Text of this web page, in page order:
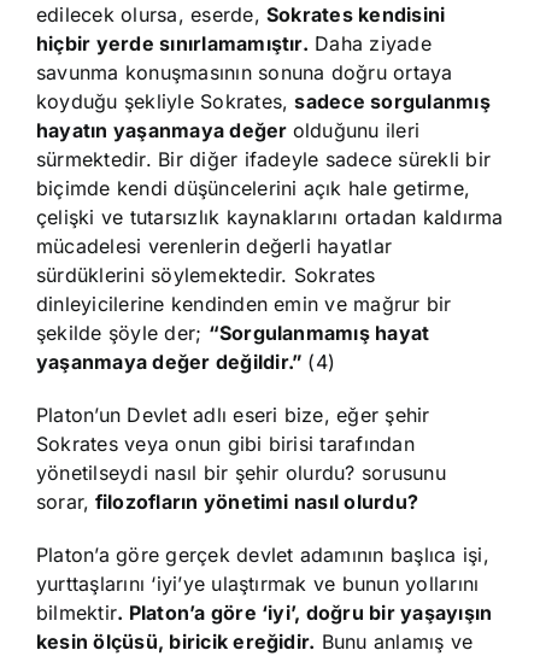
edilecek olursa, eserde,Sokrates kendisini
hiçbir yerde sınırlamamıştır. Daha ziyade
savunma konuşmasının sonuna doğru ortaya
koyduğu şekliyle Sokrates,sadece sorgulanmış
hayatın yaşanmaya değer olduğunu ileri
sürmektedir. Bir diğer ifadeyle sadece sürekli bir
biçimde kendi düşüncelerini açık hale getirme,
çelişki ve tutarsızlık kaynaklarını ortadan kaldırma
mücadelesi verenlerin değerli hayatlar
sürdüklerini söylemektedir. Sokrates
dinleyicilerine kendinden emin ve mağrur bir
şekilde şöyle der; “Sorgulanmamış hayat
yaşanmaya değer değildir.” (4)
Platon’un Devlet adlı eseri bize, eğer şehir
Sokrates veya onun gibi birisi tarafından
yönetilseydi nasıl bir şehir olurdu? sorusunu
sorar, filozofların yönetimi nasıl olurdu?
Platon’a göre gerçek devlet adamının başlıca işi,
yurttaşlarını ‘iyi’ye ulaştırmak ve bunun yollarını
bilmektir. Platon’a göre ‘iyi’, doğru bir yaşayışın
kesin ölçüsü, biricik ereğidir. Bunu anlamış ve